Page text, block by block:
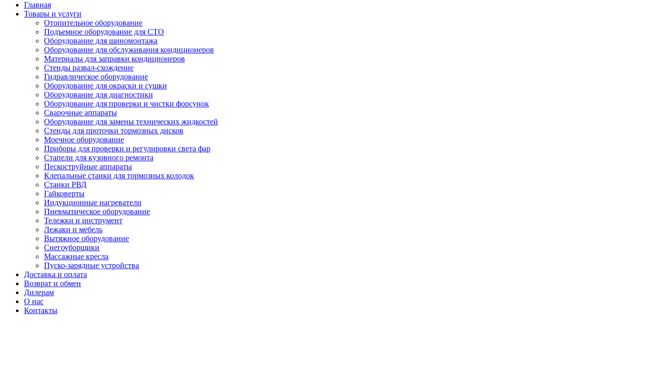
Главная
Товары и услуги
Отопительное оборудование
Подъемное оборудование для СТО
Оборудование для шиномонтажа
Оборудование для обслуживания кондиционеров
Материалы для заправки кондиционеров
Стенды развал-схождение
Гидравлическое оборудование
Оборудование для окраски и сушки
Оборудование для диагностики
Оборудование для проверки и чистки форсунок
Сварочные аппараты
Оборудование для замены технических жидкостей
Стенды для проточки тормозных дисков
Моечное оборудование
Приборы для проверки и регулировки света фар
Стапели для кузовного ремонта
Пескоструйные аппараты
Клепальные станки для тормозных колодок
Станки РВД
Гайковерты
Индукционные нагреватели
Пневматическое оборудование
Тележки и инструмент
Лежаки и мебель
Вытяжное оборудование
Снегоуборщики
Массажные кресла
Пуско-зарядные устройства
Доставка и оплата
Возврат и обмен
Дилерам
О нас
Контакты